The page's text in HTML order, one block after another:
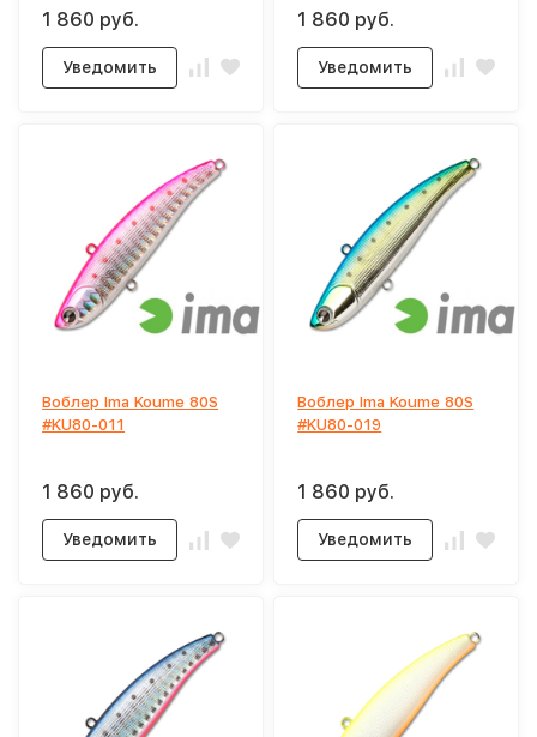
1 860 руб.
Уведомить
1 860 руб.
Уведомить
Воблер Ima Koume 80S
#KU80-011
1 860 руб.
Уведомить
Воблер Ima Koume 80S
#KU80-019
1 860 руб.
Уведомить